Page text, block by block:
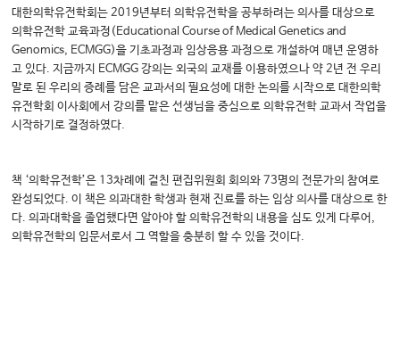
대한의학유전학회는 2019년부터 의학유전학을 공부하려는 의사를 대상으로
의학유전학 교육과정(Educational Course of Medical Genetics and
Genomics, ECMGG)을 기초과정과 임상응용 과정으로 개설하여 매년 운영하
고 있다. 지금까지 ECMGG 강의는 외국의 교재를 이용하였으나 약 2년 전 우리
말로 된 우리의 증례를 담은 교과서의 필요성에 대한 논의를 시작으로 대한의학
유전학회 이사회에서 강의를 맡은 선생님을 중심으로 의학유전학 교과서 작업을
시작하기로 결정하였다.
책 ‘의학유전학’은 13차례에 걸친 편집위원회 회의와 73명의 전문가의 참여로
완성되었다. 이 책은 의과대한 학생과 현재 진료를 하는 임상 의사를 대상으로 한
다. 의과대학을 졸업했다면 알아야 할 의학유전학의 내용을 심도 있게 다루어,
의학유전학의 입문서로서 그 역할을 충분히 할 수 있을 것이다.